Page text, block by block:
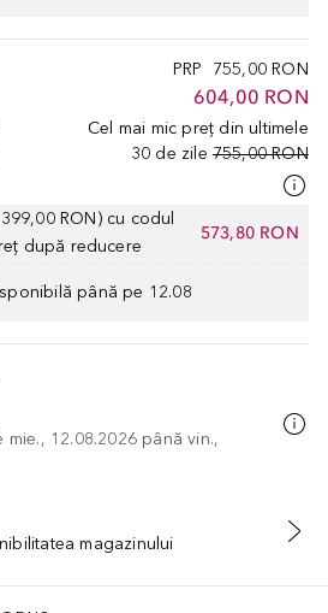
PRP 755,00 RON
604,00 RON
Cel mai mic preț din ultimele
30 de zile 755,00 RON
RON) cu codul
după reducere
573,80 RON
până pe 12.08
12.08.2026 până vin.,
ÎN COŞ
magazinului